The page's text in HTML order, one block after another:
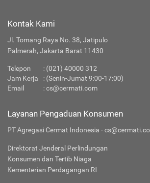
Kontak Kami
Jl. Tomang Raya No. 38, Jatipulo
Palmerah, Jakarta Barat 11430
Telepon : (021) 40000 312
Jam Kerja
: (Senin-Jumat 9:00-17:00)
Email
:cs@cermati.com
Layanan Pengaduan Konsumen
PT Agregasi Cermat Indonesia -
Direktorat Jenderal Perlindungan
Konsumen dan Tertib Niaga
Kementerian Perdagangan RI